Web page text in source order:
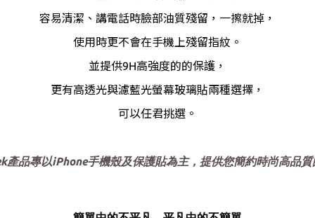
容易清潔、講電話時臉部油質殘留，一擦就掉，
使用時更不會在手機上殘留指紋。
並提供9H高強度的的保護，
更有高透光與濾藍光螢幕玻璃貼兩種選擇，
可以任君挑選。
產品專以iPhone手機殼及保護貼為主，提供您簡約時尚高品質